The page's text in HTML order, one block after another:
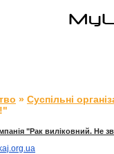
» Суспільні
"Рак виліковний. Не